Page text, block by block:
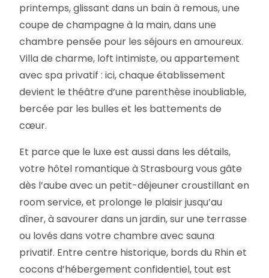
printemps, glissant dans un bain à remous, une
coupe de champagne à la main, dans une
chambre pensée pour les séjours en amoureux.
Villa de charme, loft intimiste, ou appartement
avec spa privatif : ici, chaque établissement
devient le théâtre d’une parenthèse inoubliable,
bercée par les bulles et les battements de
cœur.
Et parce que le luxe est aussi dans les détails,
votre hôtel romantique à Strasbourg vous gâte
dès l’aube avec un petit-déjeuner croustillant en
room service, et prolonge le plaisir jusqu’au
dîner, à savourer dans un jardin, sur une terrasse
ou lovés dans votre chambre avec sauna
privatif. Entre centre historique, bords du Rhin et
cocons d’hébergement confidentiel, tout est